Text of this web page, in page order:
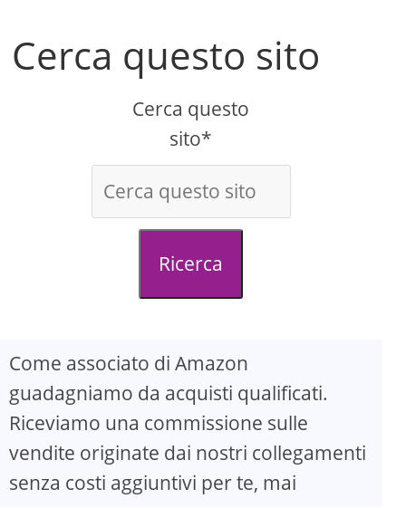
y
V
i
d
Cerca questo sito
Cerca questo
sito*
Ricerca
Come associato di Amazon
guadagniamo da acquisti qualificati.
Riceviamo una commissione sulle
vendite originate dai nostri collegamenti
senza costi aggiuntivi per te, mai